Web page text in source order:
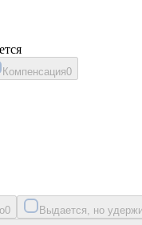
Компенсация0
0 Выдается, но